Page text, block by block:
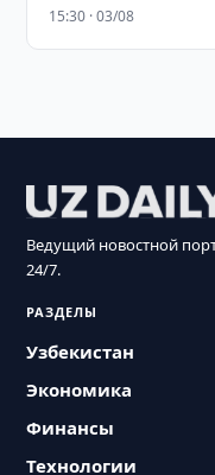
15:30 · 03/08
Ведущий новостной
24/7.
РАЗДЕЛЫ
Узбекистан
Экономика
Финансы
Технологии